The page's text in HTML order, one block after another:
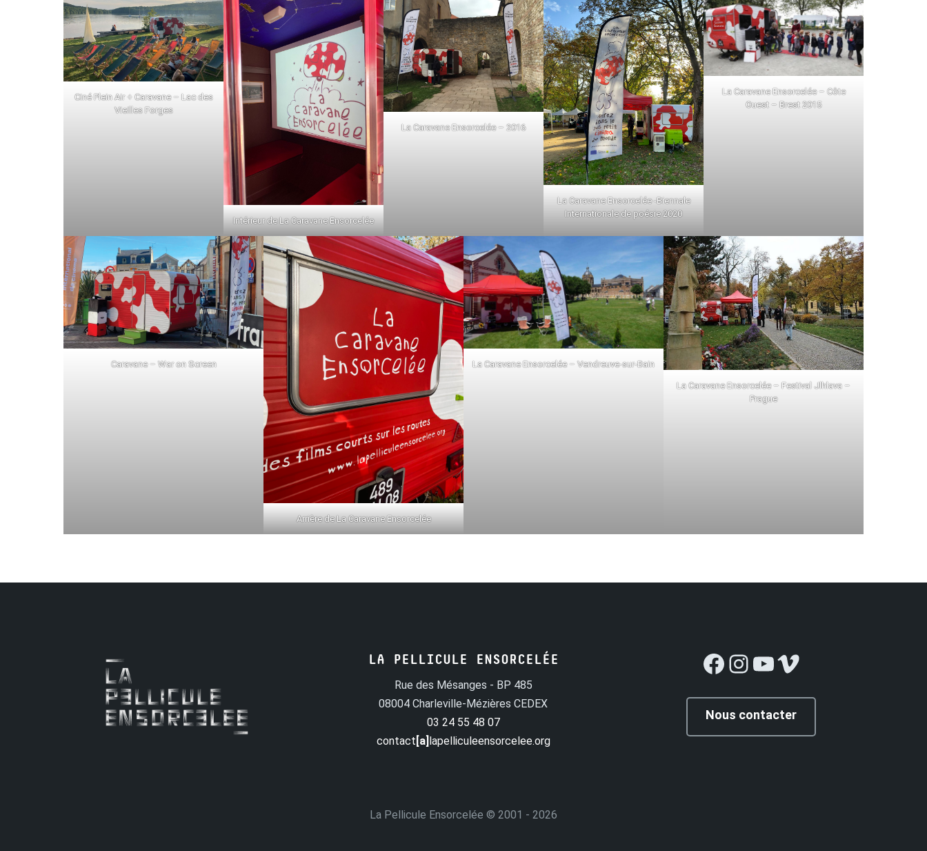
Ciné Plein Air + Caravane – Lac des
Vieilles Forges
Intérieur de La Caravane Ensorcelée
La Caravane Ensorcelée – 2016
La Caravane Ensorcelée -Biennale
Internationale de poésie 2020
La Caravane Ensorcelée – Côte
Ouest – Brest 2015
Caravane – War on Screen
Arrière de La Caravane Ensorcelée
La Caravane Ensorcelée – Vendreuve-sur-Bain
La Caravane Ensorcelée – Festival Jlhlava –
Prague
LA PELLICULE ENSORCELÉE
Rue des Mésanges - BP 485
08004 Charleville-Mézières CEDEX
03 24 55 48 07
contact [a] lapelliculeensorcelee.org
Facebook
Instagram
YouTube
Vimeo
Nous contacter
La Pellicule Ensorcelée © 2001 - 2026